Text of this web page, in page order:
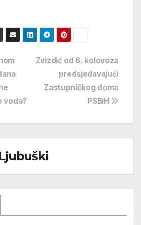
Zvizdić od 6. kolovoza
predsjedavajući
Zastupničkog doma
PSBiH
voda?